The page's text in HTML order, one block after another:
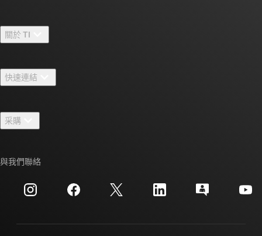
關於 TI
人才招募
新聞室
活動
投資人關系
快速連結
TI E2E™ 設計支援論壇
交互參考搜索
客戶支援中心
采購
訂購 FAQ
與我們聯絡